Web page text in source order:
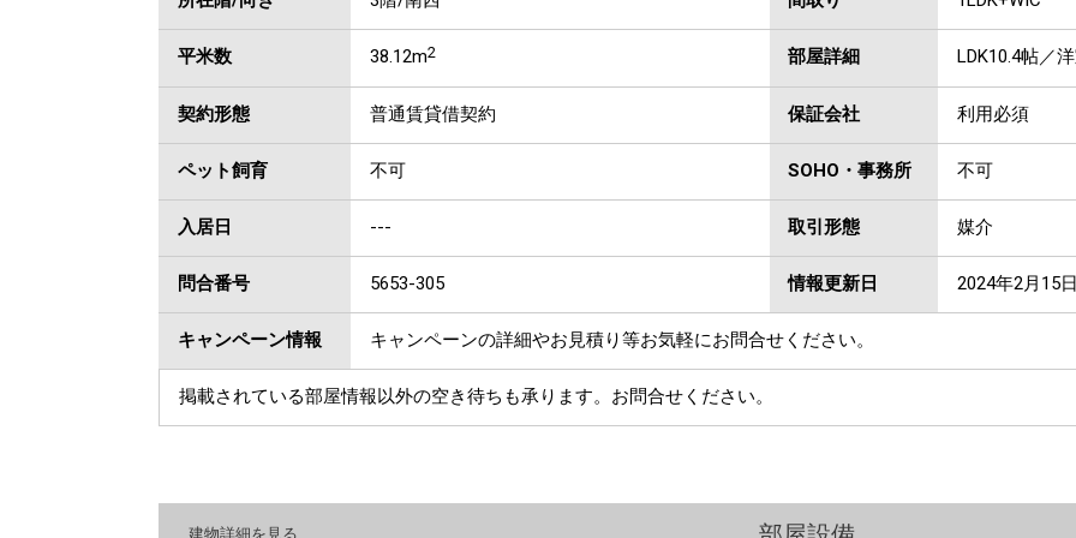
平米数 38.12m2 部屋詳細 LDK10.4帖／
契約形態 普通賃貸借契約 保証会社 利用必須
ペット飼育 不可 SOHO・事務所 不可
入居日 --- 取引形態 媒介
問合番号 5653-305 情報更新日 2024年2月15日
キャンペーン情報 キャンペーンの詳細やお見積り等お気軽にお問合せください。
掲載されている部屋情報以外の空き待ちも承ります。お問合せください。
建物詳細を見る